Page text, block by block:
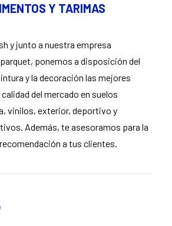
Y TARIMAS
y junto a nuestra empresa
ponemos a disposición del
y la decoración las mejores
del mercado en suelos
vinilos, exterior, deportivo y
Además, te asesoramos para la
a tus clientes.